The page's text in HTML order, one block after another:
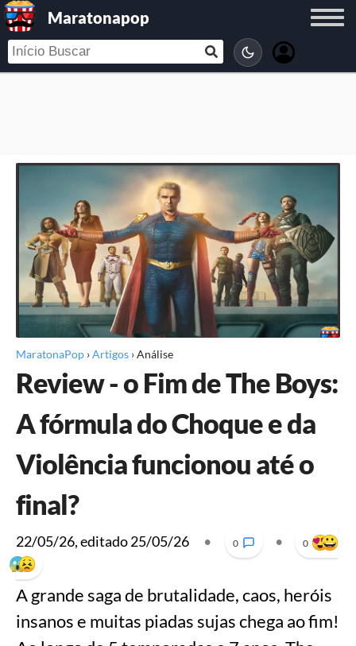
Maratonapop
MaratonaPop ›Artigos ›Análise
Review - o Fim de The Boys:
A fórmula do Choque e da
Violência funcionou até o
final?
22/05/26, editado25/05/26 • 0 • 0
A grande saga de brutalidade, caos, heróis
insanos e muitas piadas sujas chega ao fim!